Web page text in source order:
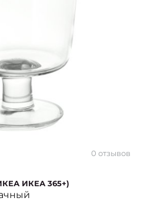
0 отзывов
ИКЕА 365+)